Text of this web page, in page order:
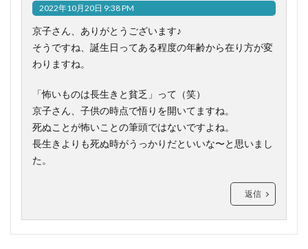
2022年10月20日 9:38 PM
京子さん、ありがとうございます♪
そうですね、誕生日ってある程度の年齢から在り方が変
わりますね。
「怖いものは長生きと貧乏」って（笑）
京子さん、子供の時点で悟りを開いてますね。
死ぬことが怖いことの筆頭ではないですよね。
長生きよりも死ぬ時がうっかりだといいな〜と思いまし
た。
返信